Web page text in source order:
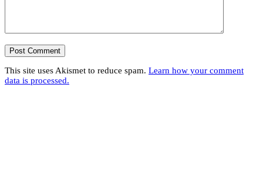
This site uses Akismet to reduce spam. Learn how your comment
data is processed.